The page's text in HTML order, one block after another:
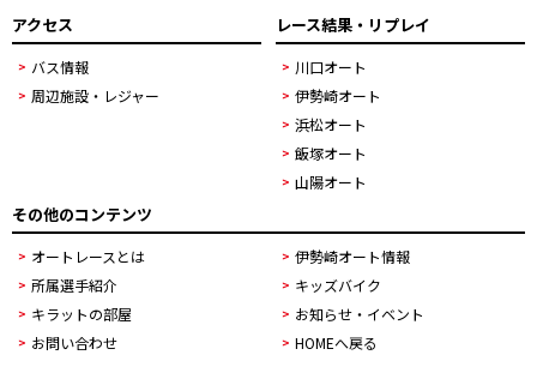
アクセス
バス情報
周辺施設・レジャー
レース結果・リプレイ
川口オート
伊勢崎オート
浜松オート
飯塚オート
山陽オート
その他のコンテンツ
オートレースとは
伊勢崎オート情報
所属選手紹介
キッズバイク
キラットの部屋
お知らせ・イベント
お問い合わせ
HOMEへ戻る